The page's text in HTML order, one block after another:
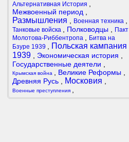
Альтернативная История
Межвоенный период
Размышления Военная техника
Танковые войска Полководцы
Пакт
Молотова-Риббентропа
Битва на
Бзуре 1939
Польская кампания
1939
Экономическая история
Государственные деятели
Крымская война Великие Реформы
Древняя Русь
Московия
Военные преступления